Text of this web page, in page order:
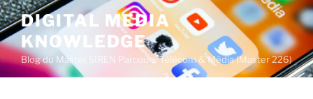
A
l
l
e
r
DIGITAL MEDIA
KNOWLEDGE
Blog du Master SIREN Parcours Télécom & Média (Master 226)